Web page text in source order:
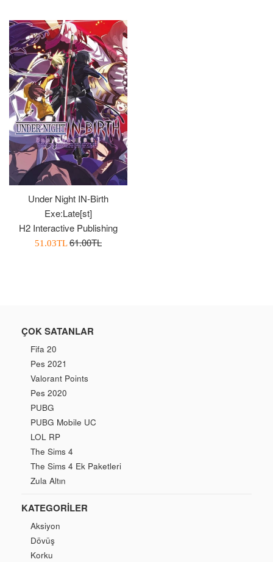
Under Night IN-Birth
Exe:Late[st]
H2 Interactive Publishing
İndirimli
51.03TLNormal
61.00TL
ÇOK SATANLAR
Fifa 20
Pes 2021
Valorant Points
Pes 2020
PUBG
PUBG Mobile UC
LOL RP
The Sims 4
The Sims 4 Ek Paketleri
Zula Altın
KATEGORILER
Aksiyon
Dövüş
Korku